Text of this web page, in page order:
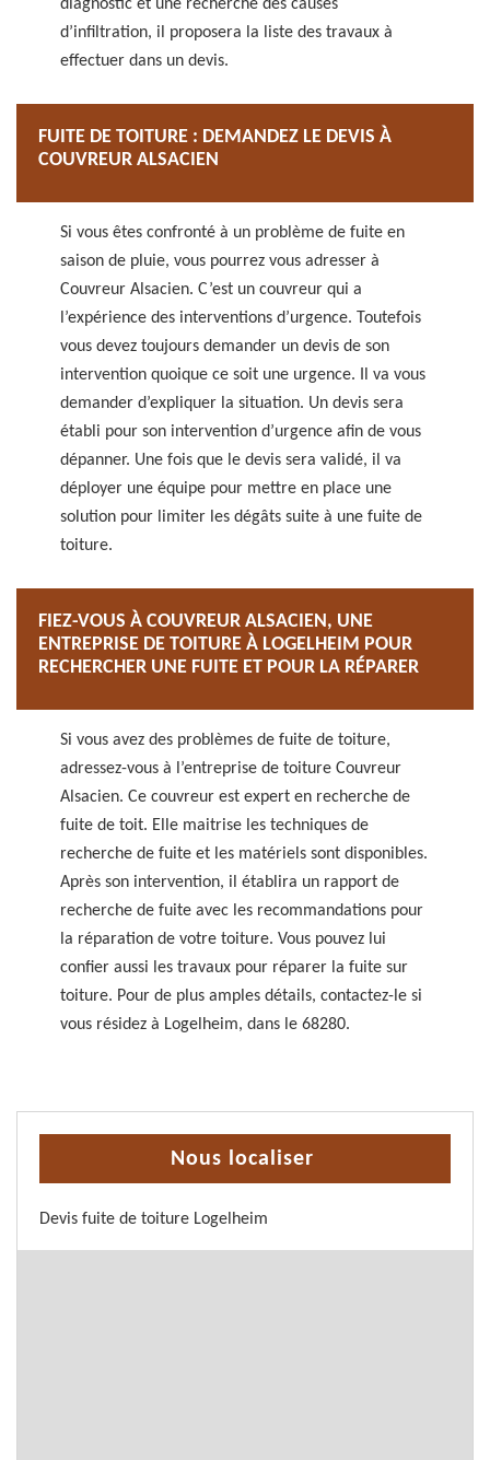
diagnostic et une recherche des causes
d’infiltration, il proposera la liste des travaux à
effectuer dans un devis.
FUITE DE TOITURE : DEMANDEZ LE DEVIS À
COUVREUR ALSACIEN
Si vous êtes confronté à un problème de fuite en
saison de pluie, vous pourrez vous adresser à
Couvreur Alsacien. C’est un couvreur qui a
l’expérience des interventions d’urgence. Toutefois
vous devez toujours demander un devis de son
intervention quoique ce soit une urgence. Il va vous
demander d’expliquer la situation. Un devis sera
établi pour son intervention d’urgence afin de vous
dépanner. Une fois que le devis sera validé, il va
déployer une équipe pour mettre en place une
solution pour limiter les dégâts suite à une fuite de
toiture.
FIEZ-VOUS À COUVREUR ALSACIEN, UNE
ENTREPRISE DE TOITURE À LOGELHEIM POUR
RECHERCHER UNE FUITE ET POUR LA RÉPARER
Si vous avez des problèmes de fuite de toiture,
adressez-vous à l’entreprise de toiture Couvreur
Alsacien. Ce couvreur est expert en recherche de
fuite de toit. Elle maitrise les techniques de
recherche de fuite et les matériels sont disponibles.
Après son intervention, il établira un rapport de
recherche de fuite avec les recommandations pour
la réparation de votre toiture. Vous pouvez lui
confier aussi les travaux pour réparer la fuite sur
toiture. Pour de plus amples détails, contactez-le si
vous résidez à Logelheim, dans le 68280.
Nous localiser
Devis fuite de toiture Logelheim